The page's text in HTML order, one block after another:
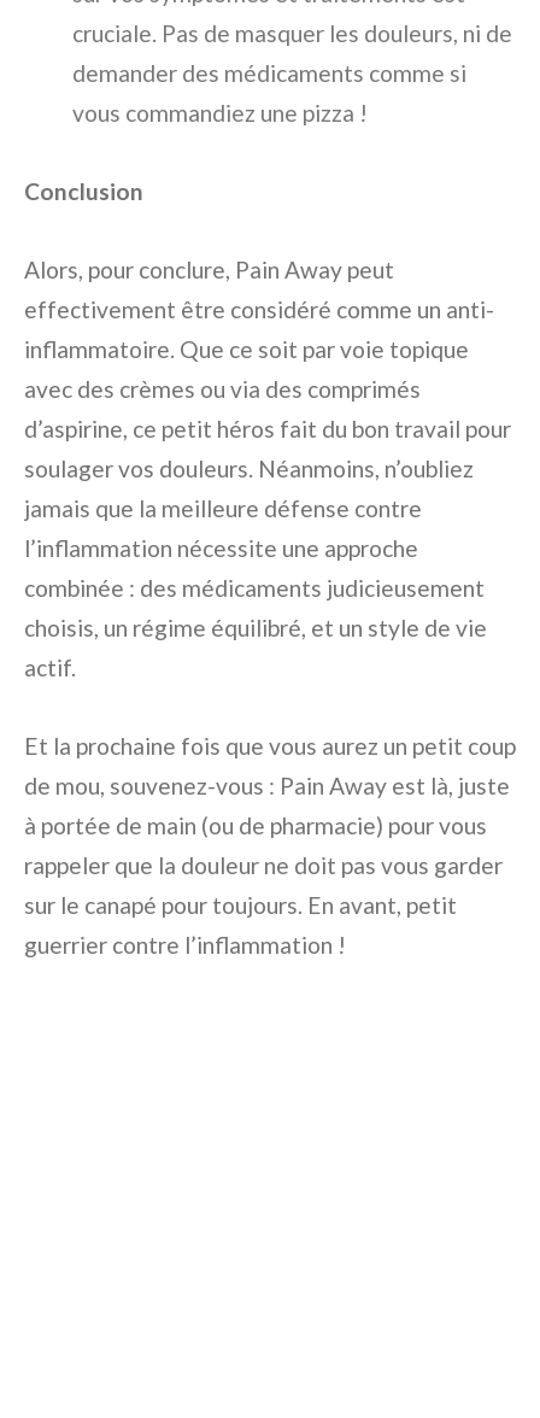
cruciale. Pas de masquer les douleurs, ni de
demander des médicaments comme si
vous commandiez une pizza !
Conclusion
Alors, pour conclure, Pain Away peut
effectivement être considéré comme un anti-
inflammatoire. Que ce soit par voie topique
avec des crèmes ou via des comprimés
d’aspirine, ce petit héros fait du bon travail pour
soulager vos douleurs. Néanmoins, n’oubliez
jamais que la meilleure défense contre
l’inflammation nécessite une approche
combinée : des médicaments judicieusement
choisis, un régime équilibré, et un style de vie
actif.
Et la prochaine fois que vous aurez un petit coup
de mou, souvenez-vous : Pain Away est là, juste
à portée de main (ou de pharmacie) pour vous
rappeler que la douleur ne doit pas vous garder
sur le canapé pour toujours. En avant, petit
guerrier contre l’inflammation !